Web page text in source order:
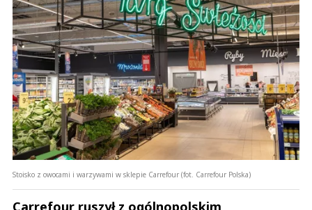
Stoisko z owocami i warzywami w sklepie Carrefour (fot. Carrefour Polska)
Carrefour ruszył z ogólnopolskim